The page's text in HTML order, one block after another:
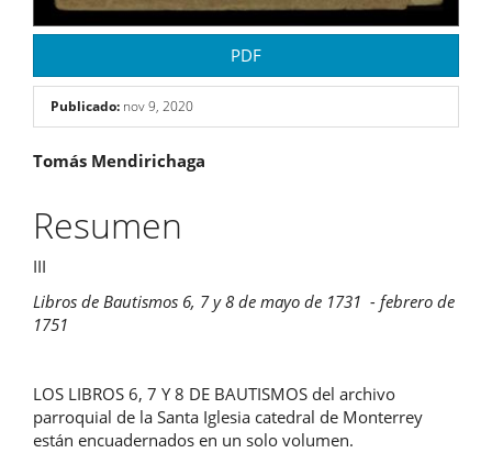
PDF
Publicado: nov 9, 2020
Contenido
principal
del
artículo
Tomás Mendirichaga
Resumen
III
Libros de Bautismos 6, 7 y 8 de mayo de 1731 - febrero de
1751
LOS LIBROS 6, 7 Y 8 DE BAUTISMOS del archivo
parroquial de la Santa Iglesia catedral de Monterrey
están encuadernados en un solo volumen.